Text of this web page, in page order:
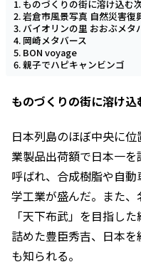
ものづくりの街に溶け込む
岩倉市風景写真 自然災害復
バイオリンの里 おおぶメタ
岡崎メタバース
BON voyage
親子でハピキャンビンゴ
ものづくりの街に溶け
日本列島のほぼ中央に
業製品出荷額で日本一
呼ばれ、合成樹脂や自
学工業が盛んだ。また、
「天下布武」を目指し
詰めた豊臣秀吉、日本
も知られる。